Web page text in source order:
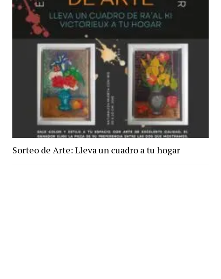
Sorteo de Arte: Lleva un cuadro a tu hogar